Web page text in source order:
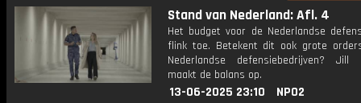
Stand van Nederland: Afl. 4
Het budget voor de Nederlandse
flink toe. Betekent dit ook grote
Nederlandse defensiebedrijven? Jill
maakt de balans op.
13-06-2025 23:10
NPO2